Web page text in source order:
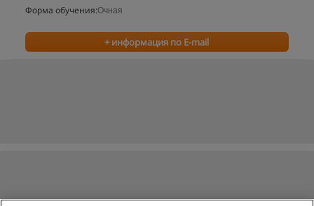
Форма обучения:Очная
+ информация по E-mail